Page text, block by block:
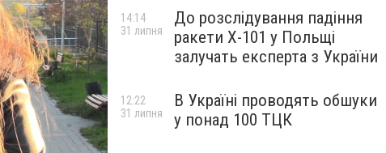
До розслідування падіння
ракети Х-101 у Польщі
залучать експерта з України
14:14
31 липня
В Україні проводять обшуки
у понад 100 ТЦК
12:22
31 липня